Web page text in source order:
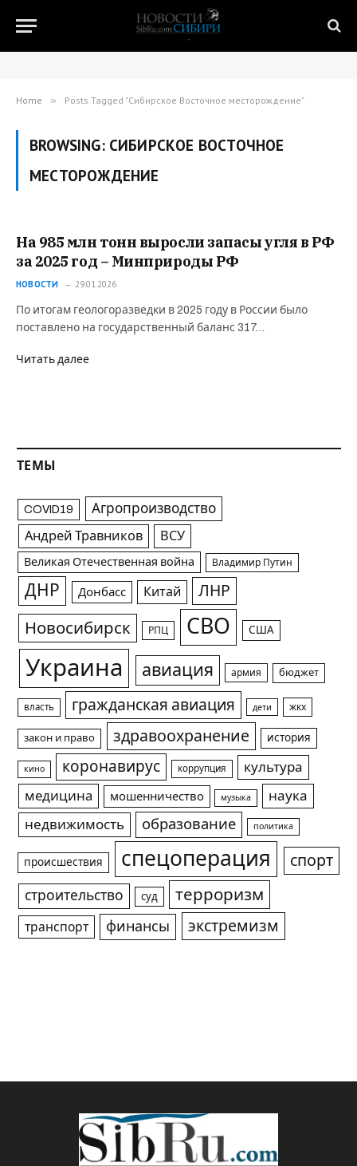
Home » Posts Tagged "Сибирское Восточное месторождение"
BROWSING: СИБИРСКОЕ ВОСТОЧНОЕ
МЕСТОРОЖДЕНИЕ
На 985 млн тонн выросли запасы угля в РФ
за 2025 год – Минприроды РФ
НОВОСТИ 29.01.2026
По итогам геологоразведки в 2025 году в России было
поставлено на государственный баланс 317…
Читать далее
ТЕМЫ
COVID19 Агропроизводство
Андрей Травников ВСУ
Великая Отечественная война Владимир Путин
ДНР Донбасс Китай ЛНР
Новосибирск РПЦ СВО США
Украина авиация армия бюджет
власть гражданская авиация дети жкх
закон и право здравоохранение история
кино коронавирус коррупция
культура
медицина
мошенничество музыка
наука
недвижимость
образование политика
происшествия спецоперация спорт
строительство суд терроризм
транспорт финансы экстремизм